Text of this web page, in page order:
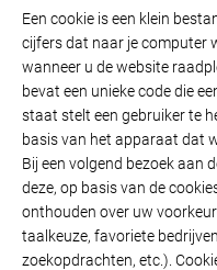
Een cookie is een klein
cijfers dat naar je computer
wanneer u de website
bevat een unieke code die
staat stelt een gebruiker te
basis van het apparaat dat
Bij een volgend bezoek aan
deze, op basis van de
onthouden over uw
taalkeuze, favoriete
zoekopdrachten, etc.).